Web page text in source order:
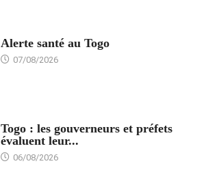
Alerte santé au Togo
07/08/2026
Togo : les gouverneurs et préfets
évaluent leur...
06/08/2026